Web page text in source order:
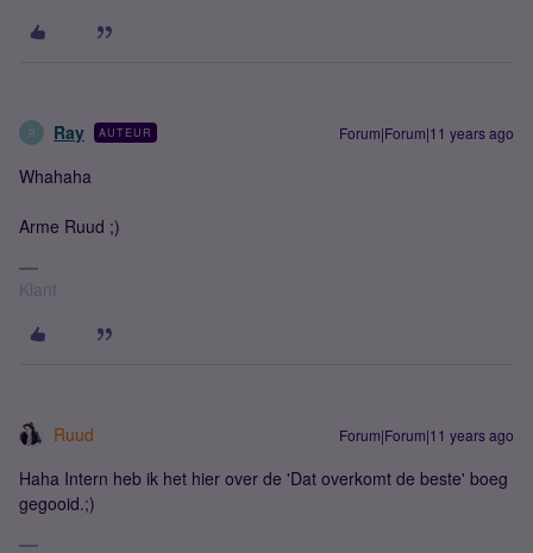
R Ray AUTEUR Forum|Forum|11 years ago
Whahaha
Arme Ruud ;)
Klant
Ruud Forum|Forum|11 years ago
Haha Intern heb ik het hier over de 'Dat overkomt de beste' boeg
gegooid.;)